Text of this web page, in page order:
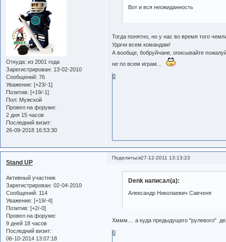
Откуда: из 2001 года
Зарегистрирован: 13-02-2010
Сообщений: 76
Уважение: [+23/-1]
Позитив: [+19/-1]
Пол: Мужской
Провел на форуме:
2 дня 15 часов
Последний визит:
26-09-2018 16:53:30
Вот и вся неожиданность
Тогда понятно, но у нас во время того
Удачи всем командам!
А вообще, бобруйчане, описывайте
не по всем играм...
0
Поделиться27-12-2011 13:13:23
Stand UP
Активный участник
Зарегистрирован: 02-04-2010
Сообщений: 114
Уважение: [+19/-4]
Позитив: [+2/-0]
Провел на форуме:
9 дней 18 часов
Последний визит:
06-10-2014 13:07:18
Denk написал(а):
Александр Николаевич Савченя
Хммм.... а куда предыдущего "рулевого"
0